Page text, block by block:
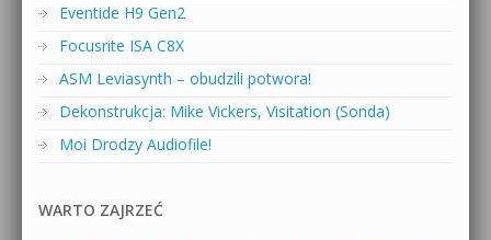
Eventide H9 Gen2
Focusrite ISA C8X
ASM Leviasynth – obudzili potwora!
Dekonstrukcja: Mike Vickers, Visitation (Sonda)
Moi Drodzy Audiofile!
WARTO ZAJRZEĆ